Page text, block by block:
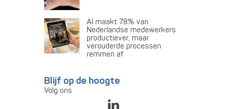
AI maakt 78% van
Nederlandse medewerkers
productiever, maar
verouderde processen
remmen af
Blijf op de hoogte
Volg ons